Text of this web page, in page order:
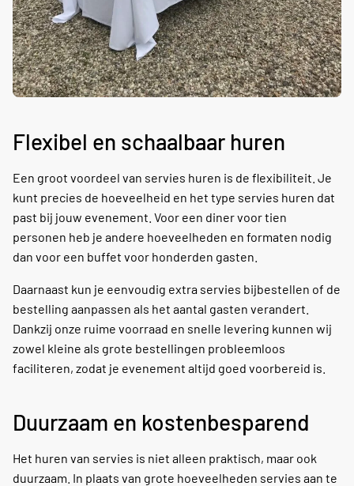
Flexibel en schaalbaar huren
Een groot voordeel van servies huren is de flexibiliteit. Je
kunt precies de hoeveelheid en het type servies huren dat
past bij jouw evenement. Voor een diner voor tien
personen heb je andere hoeveelheden en formaten nodig
dan voor een buffet voor honderden gasten.
Daarnaast kun je eenvoudig extra servies bijbestellen of de
bestelling aanpassen als het aantal gasten verandert.
Dankzij onze ruime voorraad en snelle levering kunnen wij
zowel kleine als grote bestellingen probleemloos
faciliteren, zodat je evenement altijd goed voorbereid is.
Duurzaam en kostenbesparend
Het huren van servies is niet alleen praktisch, maar ook
duurzaam. In plaats van grote hoeveelheden servies aan te